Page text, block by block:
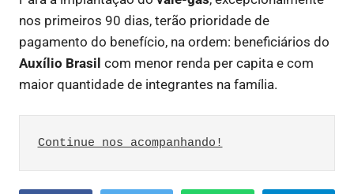
nos primeiros 90 dias, terão prioridade de
pagamento do benefício, na ordem: beneficiários do
Auxílio Brasil com menor renda per capita e com
maior quantidade de integrantes na família.
Continue nos acompanhando!